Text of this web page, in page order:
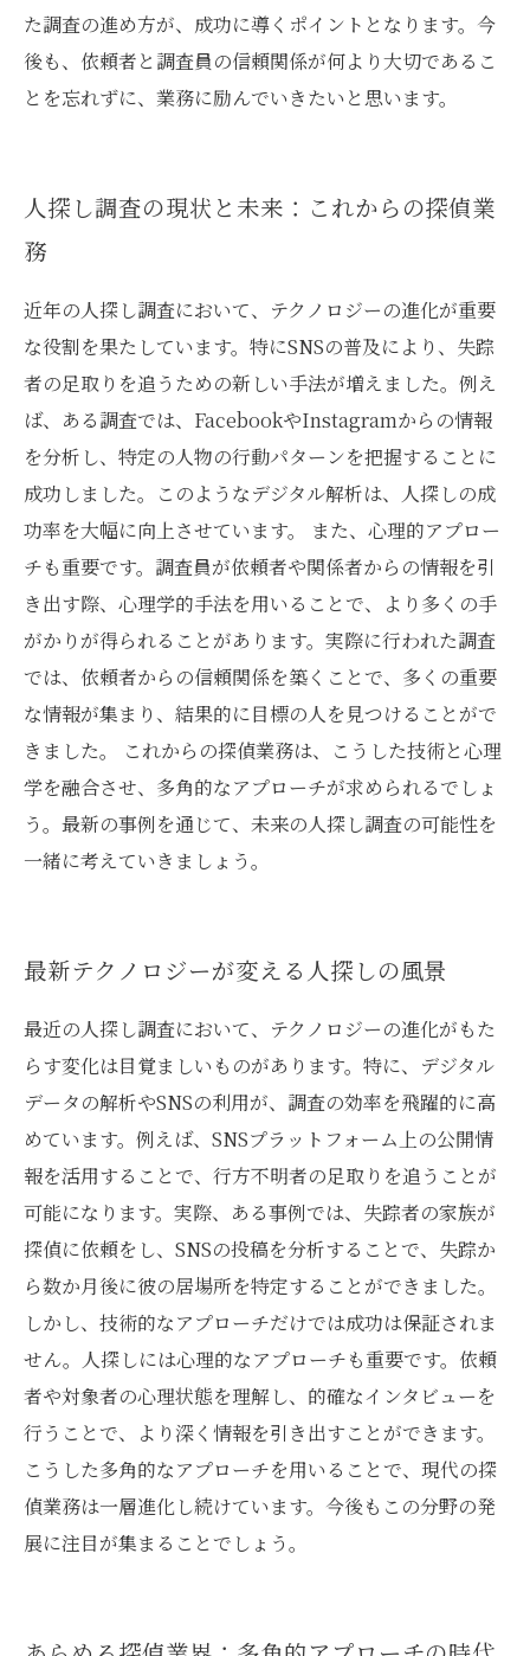
た調査の進め方が、成功に導くポイントとなります。今
後も、依頼者と調査員の信頼関係が何より大切であるこ
とを忘れずに、業務に励んでいきたいと思います。
人探し調査の現状と未来：これからの探偵業
務
近年の人探し調査において、テクノロジーの進化が重要
な役割を果たしています。特にSNSの普及により、失踪
者の足取りを追うための新しい手法が増えました。例え
ば、ある調査では、FacebookやInstagramからの情報
を分析し、特定の人物の行動パターンを把握することに
成功しました。このようなデジタル解析は、人探しの成
功率を大幅に向上させています。 また、心理的アプロー
チも重要です。調査員が依頼者や関係者からの情報を引
き出す際、心理学的手法を用いることで、より多くの手
がかりが得られることがあります。実際に行われた調査
では、依頼者からの信頼関係を築くことで、多くの重要
な情報が集まり、結果的に目標の人を見つけることがで
きました。 これからの探偵業務は、こうした技術と心理
学を融合させ、多角的なアプローチが求められるでしょ
う。最新の事例を通じて、未来の人探し調査の可能性を
一緒に考えていきましょう。
最新テクノロジーが変える人探しの風景
最近の人探し調査において、テクノロジーの進化がもた
らす変化は目覚ましいものがあります。特に、デジタル
データの解析やSNSの利用が、調査の効率を飛躍的に高
めています。例えば、SNSプラットフォーム上の公開情
報を活用することで、行方不明者の足取りを追うことが
可能になります。実際、ある事例では、失踪者の家族が
探偵に依頼をし、SNSの投稿を分析することで、失踪か
ら数か月後に彼の居場所を特定することができました。
しかし、技術的なアプローチだけでは成功は保証されま
せん。人探しには心理的なアプローチも重要です。依頼
者や対象者の心理状態を理解し、的確なインタビューを
行うことで、より深く情報を引き出すことができます。
こうした多角的なアプローチを用いることで、現代の探
偵業務は一層進化し続けています。今後もこの分野の発
展に注目が集まることでしょう。